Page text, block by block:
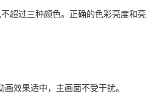
超过三种颜色。正确的色彩亮度和亮
效果适中，主画面不受干扰。